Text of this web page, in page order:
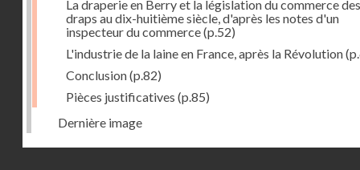
La draperie en Berry et la législation du commerce des
draps au dix-huitième siècle, d'après les notes d'un
inspecteur du commerce(p.52)
L'industrie de la laine en France, après la Révolution
Conclusion(p.82)
Pièces justificatives (p.85)
Dernière image